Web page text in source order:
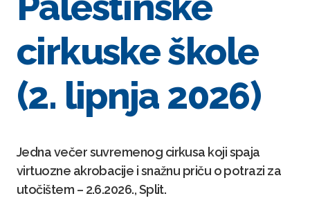
cirkuske škole
(2. lipnja 2026)
Jedna večer suvremenog cirkusa koji spaja
virtuozne akrobacije i snažnu priču o potrazi za
utočištem – 2.6.2026., Split.